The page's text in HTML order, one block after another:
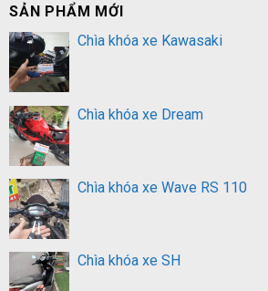
SẢN PHẨM MỚI
Chìa khóa xe Kawasaki
Chìa khóa xe Dream
Chìa khóa xe Wave RS 110
Chìa khóa xe SH